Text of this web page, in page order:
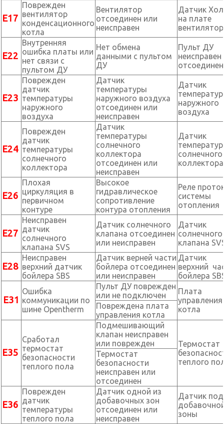
Е17
Поврежден
вентилятор
конденсационного
котла
Вентилятор
отсоединен или
неисправен
Датчик
на плате
Е22
Внутренняя
ошибка платы или
нет связи с
пультом ДУ
Нет обмена
данными с пультом
ДУ
Пульт ДУ
неисправен
отсоединен
Е23
Поврежден
датчик
температуры
наружного
воздуха
Датчик
температуры
наружного воздуха
отсоединен или
неисправен
Датчик
наружного
воздуха
Е24
Поврежден
датчик
температуры
солнечного
коллектора
Датчик
температуры
солнечного
коллектора
отсоединен или
неисправен
Датчик
солнечного
Е26
Плохая
циркуляция в
первичном
контуре
Высокое
гидравлическое
сопротивление
контура отопления
Реле
системы
отопления
Е27
Неисправен
датчик
солнечного
клапана SVS
Датчик солнечного
клапана отсоединен
или неисправен
Датчик
солнечного
клапана
Е28
Неисправен
верхний датчик
бойлера SBS
Датчик верней части
бойлера отсоединен
или неисправен
Датчик
верхний
бойлера
Е31
Ошибка
коммуникации по
шине Opentherm
Пульт ДУ поврежден
или не подключен
Плата
управления
котла
Повреждена плата
управления котла
Е35
Сработал
термостат
безопасности
теплого пола
Подмешивающий
клапан неисправен
или поврежден
Термостат
теплого
Термостат
безопасности
неисправен или
отсоединен
Е36
Поврежден
датчик
температуры
теплого пола
Датчик одной из
добавочных зон
отсоединен или
неисправен
Датчик
зоны